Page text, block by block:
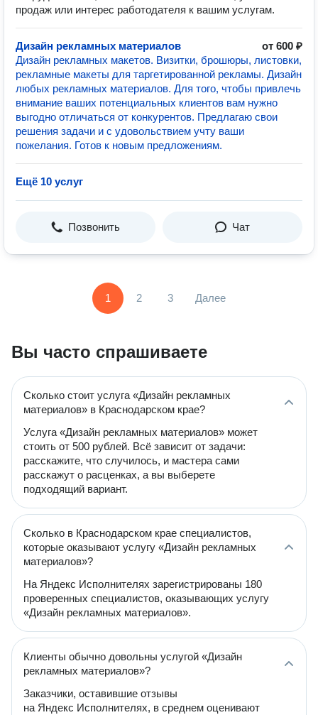
продаж или интерес работодателя к вашим услугам.
Дизайн рекламных материалов
от 600 ₽
Дизайн рекламных макетов. Визитки, брошюры, листовки,
рекламные макеты для таргетированной рекламы. Дизайн
любых рекламных материалов. Для того, чтобы привлечь
внимание ваших потенциальных клиентов вам нужно
выгодно отличаться от конкурентов. Предлагаю свои
решения задачи и с удовольствием учту ваши
пожелания. Готов к новым предложениям.
Ещё 10 услуг
Позвонить Чат
1 2 3 Далее
Вы часто спрашиваете
Сколько стоит услуга «Дизайн рекламных
материалов» в Краснодарском крае?
Услуга «Дизайн рекламных материалов» может
стоить от 500 рублей. Всё зависит от задачи:
расскажите, что случилось, и мастера сами
расскажут о расценках, а вы выберете
подходящий вариант.
Сколько в Краснодарском крае специалистов,
которые оказывают услугу «Дизайн рекламных
материалов»?
На Яндекс Исполнителях зарегистрированы 180
проверенных специалистов, оказывающих услугу
«Дизайн рекламных материалов».
Клиенты обычно довольны услугой «Дизайн
рекламных материалов»?
Заказчики, оставившие отзывы
на Яндекс Исполнителях, в среднем оценивают